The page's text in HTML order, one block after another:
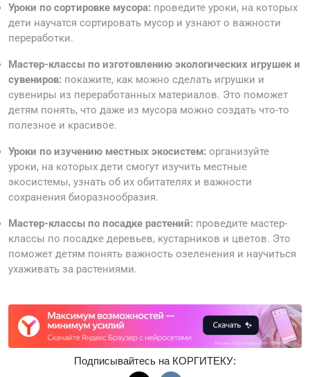
Уроки по сортировке мусора: проведите уроки, на которых
дети научатся сортировать мусор и узнают о важности
переработки.
Мастер-классы по изготовлению экологических игрушек и
сувениров: покажите, как можно сделать игрушки и
сувениры из переработанных материалов. Это поможет
детям понять, что даже из мусора можно создать что-то
полезное и красивое.
Уроки по изучению местных экосистем: организуйте
уроки, на которых дети смогут изучить местные
экосистемы, узнать об их обитателях и важности
сохранения биоразнообразия.
Мастер-классы по посадке растений: проведите мастер-
классы по посадке деревьев, кустарников и цветов. Это
поможет детям понять важность озеленения и научиться
ухаживать за растениями.
Подписывайтесь на КОРГИТЕКУ: